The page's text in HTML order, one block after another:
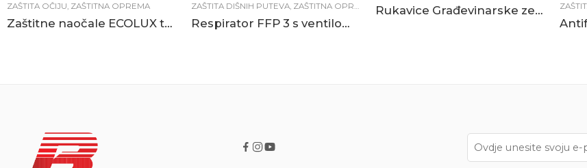
ZAŠTITA OČIJU ZAŠTITNA OPREMA
Zaštitne naočale ECOLUX tamni okular
ZAŠTITA DIŠNIH PUTEVA ZAŠTITNA OPREMA
Respirator FFP 3 s ventilom sklopivi
Rukavice Građevinarske zelene